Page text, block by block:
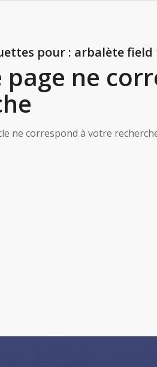
pour : arbalète field
page ne
ne correspond à votre